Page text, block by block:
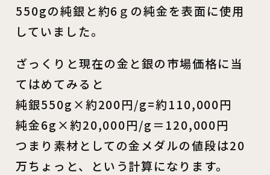
550gの純銀と約6ｇの純金を表面に使用
していました。
ざっくりと現在の金と銀の市場価格に当
てはめてみると
純銀550g×約200円/g=約110,000円
純金6g×約20,000円/g＝120,000円
つまり素材としての金メダルの値段は20
万ちょっと、という計算になります。